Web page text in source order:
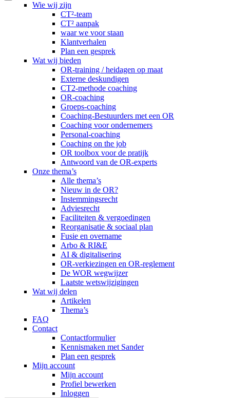
Wie wij zijn
CT²-team
CT² aanpak
waar we voor staan
Klantverhalen
Plan een gesprek
Wat wij bieden
OR-training / heidagen op maat
Externe deskundigen
CT2-methode coaching
OR-coaching
Groeps-coaching
Coaching-Bestuurders met een OR
Coaching voor ondernemers
Personal-coaching
Coaching on the job
OR toolbox voor de pratijk
Antwoord van de OR-experts
Onze thema’s
Alle thema’s
Nieuw in de OR?
Instemmingsrecht
Adviesrecht
Faciliteiten & vergoedingen
Reorganisatie & sociaal plan
Fusie en overname
Arbo & RI&E
AI & digitalisering
OR-verkiezingen en OR-reglement
De WOR wegwijzer
Laatste wetswijzigingen
Wat wij delen
Artikelen
Thema’s
FAQ
Contact
Contactformulier
Kennismaken met Sander
Plan een gesprek
Mijn account
Mijn account
Profiel bewerken
Inloggen